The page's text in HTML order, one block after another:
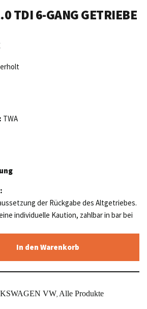
TDI 6-GANG GETRIEBE
TWA
der Rückgabe des Altgetriebes.
individuelle Kaution, zahlbar in bar bei
In den Warenkorb
VW Alle Produkte